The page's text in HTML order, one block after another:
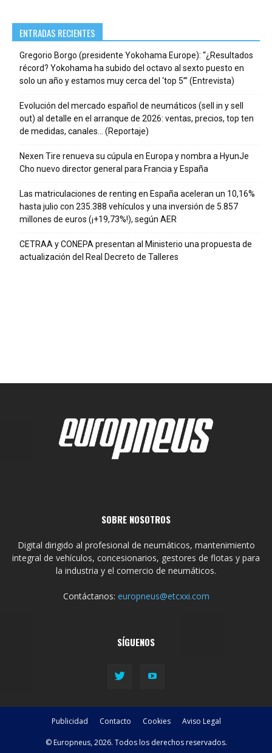
ENTRADAS RECIENTES
Gregorio Borgo (presidente Yokohama Europe): “¿Resultados
récord? Yokohama ha subido del octavo al sexto puesto en
solo un año y estamos muy cerca del ‘top 5’” (Entrevista)
Evolución del mercado español de neumáticos (sell in y sell
out) al detalle en el arranque de 2026: ventas, precios, top ten
de medidas, canales… (Reportaje)
Nexen Tire renueva su cúpula en Europa y nombra a HyunJe
Cho nuevo director general para Francia y España
Las matriculaciones de renting en España aceleran un 10,16%
hasta julio con 235.388 vehículos y una inversión de 5.857
millones de euros (¡+19,73%!), según AER
CETRAA y CONEPA presentan al Ministerio una propuesta de
actualización del Real Decreto de Talleres
SOBRE NOSOTROS
Digital dirigido al profesional de neumáticos, mantenimiento
integral de vehículos, concesionarios, gestores de flotas y para
la industria y el comercio de neumáticos.
Contáctanos: europneus@etcxxi.com
SÍGUENOS
Publicidad Contacto Cookies Aviso Legal
© Europneus, 2026. Todos los derechos reservados.